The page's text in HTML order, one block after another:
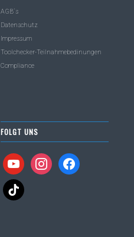
AGB´s
Datenschutz
Impressum
Toolchecker-Teilnahmebedinungen
Compliance
FOLGT UNS
youtubeinstagramfacebook
tiktok